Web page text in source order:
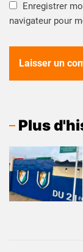
Enregistrer
navigateur pour
Plus